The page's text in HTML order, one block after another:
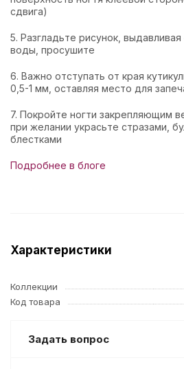
сдвига)
5. Разгладьте рисунок,
воды, просушите
6. Важно отступать от края
0,5-1 мм, оставляя место для
7. Покройте ногти закрепляющим
при желании украсьте стразами,
блестками
Подробнее в блоге
Характеристики
Коллекции
Код товара
Задать вопрос